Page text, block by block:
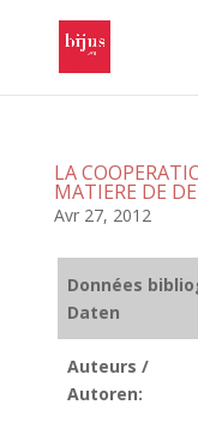
LA
MATIERE DE
Avr 27, 2012
Données
Daten
Auteurs /
Autoren: